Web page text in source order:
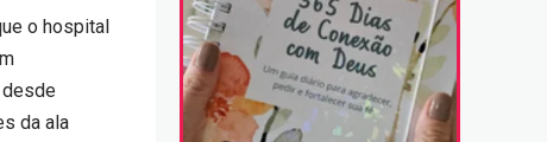
o hospital
desde
da ala